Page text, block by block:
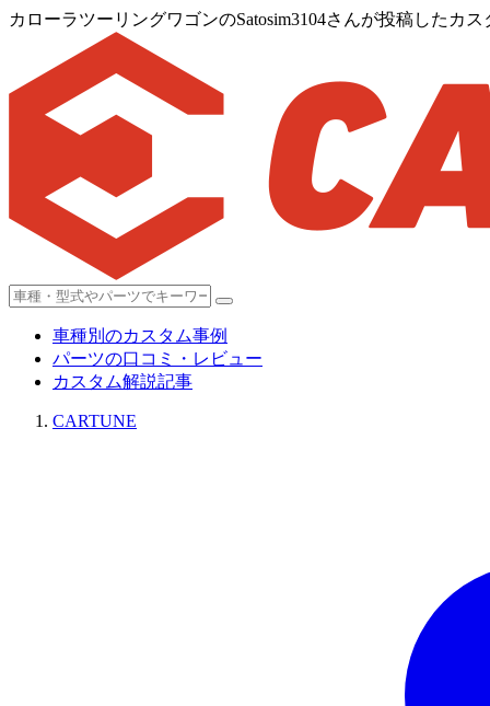
カローラツーリングワゴンのSatosim3104さんが投稿したカス
車種別のカスタム事例
パーツの口コミ・レビュー
カスタム解説記事
CARTUNE